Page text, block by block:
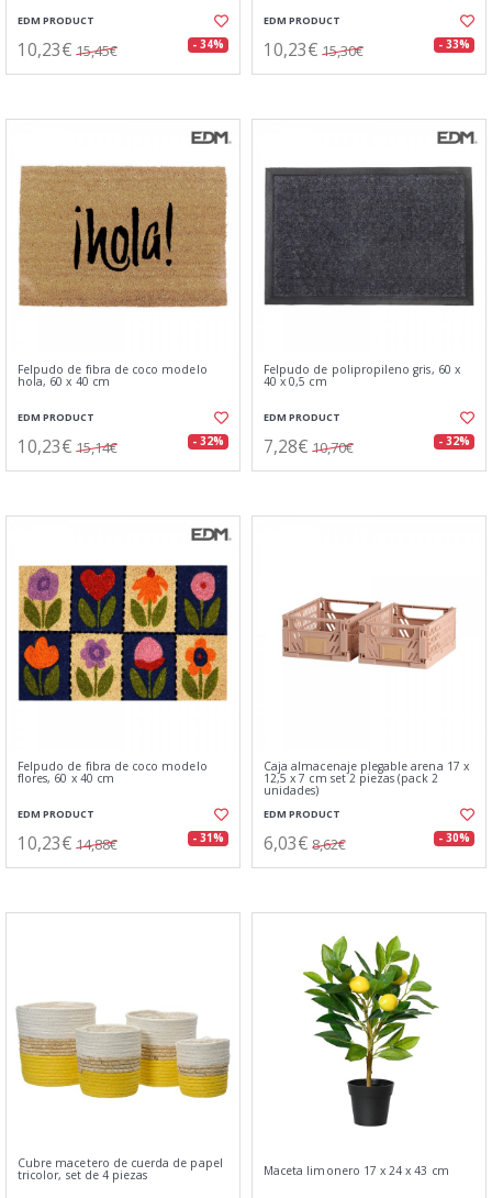
EDM PRODUCT
10,23€ 15,45€ - 34%
EDM PRODUCT
10,23€ 15,30€ - 33%
Felpudo de fibra de coco modelo
hola, 60 x 40 cm
EDM PRODUCT
10,23€ 15,14€ - 32%
Felpudo de polipropileno gris, 60 x
40 x 0,5 cm
EDM PRODUCT
7,28€ 10,70€ - 32%
Felpudo de fibra de coco modelo
flores, 60 x 40 cm
EDM PRODUCT
10,23€ 14,88€ - 31%
Caja almacenaje plegable arena 17 x
12,5 x 7 cm set 2 piezas (pack 2
unidades)
EDM PRODUCT
6,03€ 8,62€ - 30%
Cubre macetero de cuerda de papel
tricolor, set de 4 piezas Maceta limonero 17 x 24 x 43 cm